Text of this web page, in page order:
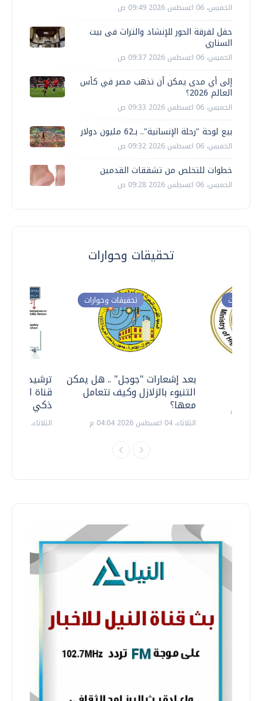
الخميس، 06 اغسطس 2026 09:49 ص
حفل لفرقة الحور للإنشاد والتراث فى بيت
السناري
الخميس، 06 اغسطس 2026 09:37 ص
إلى أي مدى يمكن أن تذهب مصر في كأس
العالم 2026؟
الخميس، 06 اغسطس 2026 09:33 ص
بيع لوحة "رحلة الإنسانية".. بـ62 مليون دولار
الخميس، 06 اغسطس 2026 09:32 ص
خطوات للتخلص من تشققات القدمين
الخميس، 06 اغسطس 2026 09:28 ص
تحقيقات وحوارات
ترشيدا
قناة
ذكي
الثلاثاء، 14 يوليو 2026 06:11 م
تحقيقات وحوارات
بعد إشعارات "جوجل" .. هل يمكن
التنبوء بالزلازل وكيف نتعامل
معها؟
الثلاثاء، 04 اغسطس 2026 04:04 م
وحوارات